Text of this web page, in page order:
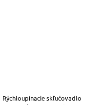
Rýchloupínacie skľučovadlo